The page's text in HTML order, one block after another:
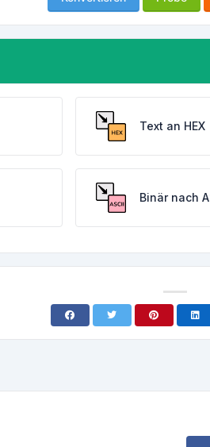
Text an HEX
Binär nach